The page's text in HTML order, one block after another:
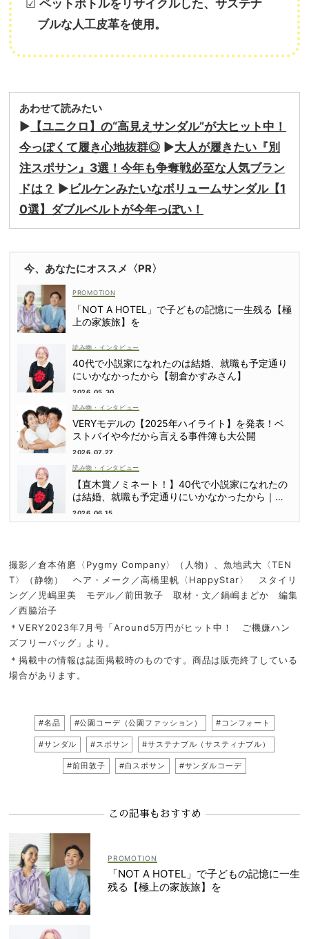
☑︎ ペットボトルをリサイクルした、サステナ
ブルな人工皮革を使用。
あわせて読みたい
▶︎ 【ユニクロ】の“高見えサンダル”が大ヒット中！
今っぽくて履き心地抜群◎ ▶︎大人が履きたい『別
注スポサン』3選！今年も争奪戦必至な人気ブラン
ドは？ ▶︎ビルケンみたいなボリュームサンダル【1
0選】ダブルベルトが今年っぽい！
今、あなたにオススメ〈PR〉
「NOT A HOTEL」で子どもの記憶に一生残る【極
上の家族旅】を
読み物・インタビュー
40代で小説家になれたのは結婚、就職も予定通り
にいかなかったから【朝倉かすみさん】
2026.05.30
読み物・インタビュー
VERYモデルの【2025年ハイライト】を発表！ベ
ストバイや今だから言える事件簿も大公開
2026.07.27
読み物・インタビュー
【直木賞ノミネート！】40代で小説家になれたの
は結婚、就職も予定通りにいかなかったから｜朝
倉かすみさん
2026.06.15
撮影／倉本侑磨〈Pygmy Company〉（人物）、魚地武大〈TEN
T〉（静物） ヘア・メーク／高橋里帆〈HappyStar〉 スタイリ
ング／児嶋里美 モデル／前田敦子 取材・文／鍋嶋まどか 編集
／西脇治子
＊VERY2023年7月号「Around5万円がヒット中！ ご機嫌ハン
ズフリーバッグ」より。
＊掲載中の情報は誌面掲載時のものです。商品は販売終了している
場合があります。
#名品 #公園コーデ（公園ファッション） #コンフォート
#サンダル #スポサン #サステナブル（サスティナブル）
#前田敦子 #白スポサン #サンダルコーデ
この記事もおすすめ
「NOT A HOTEL」で子どもの記憶に一生
残る【極上の家族旅】を